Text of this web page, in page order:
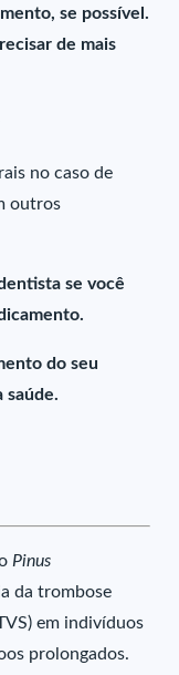
se possível.
de mais
no caso de
outros
se você
do seu
saúde.
Pinus
da trombose
em indivíduos
prolongados.